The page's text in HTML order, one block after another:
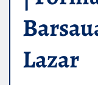
Lazar